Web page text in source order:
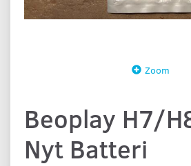
Zoom
Beoplay H7/
Nyt Batteri